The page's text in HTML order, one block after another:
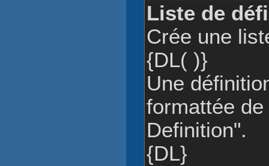
Liste de
Crée une
{DL( )}
Une
formattée
Definition".
{DL}